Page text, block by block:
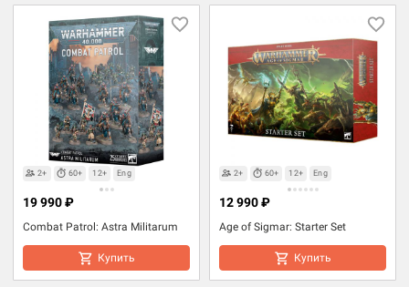
2+ 60+ 12+ Eng
Combat Patrol: Astra Militarum
19 990 ₽
Купить
2+ 60+ 12+ Eng
Age of Sigmar: Starter Set
12 990 ₽
Купить